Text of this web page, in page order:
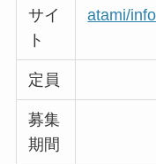
サイ
ト
atami/
定員
募集
期間